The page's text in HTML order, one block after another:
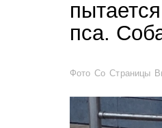
пса.
Фото Со Страницы